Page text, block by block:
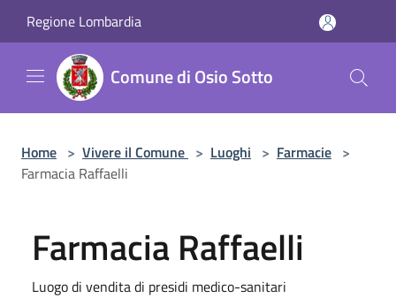
Regione Lombardia
Comune di Osio Sotto
Home > Vivere il Comune > Luoghi > Farmacie >
Farmacia Raffaelli
Farmacia Raffaelli
Luogo di vendita di presidi medico-sanitari